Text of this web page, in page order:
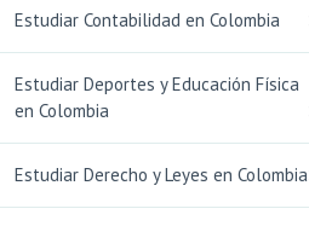
Estudiar Contabilidad en Colombia
Estudiar Deportes y Educación Física
en Colombia
Estudiar Derecho y Leyes en Colombia